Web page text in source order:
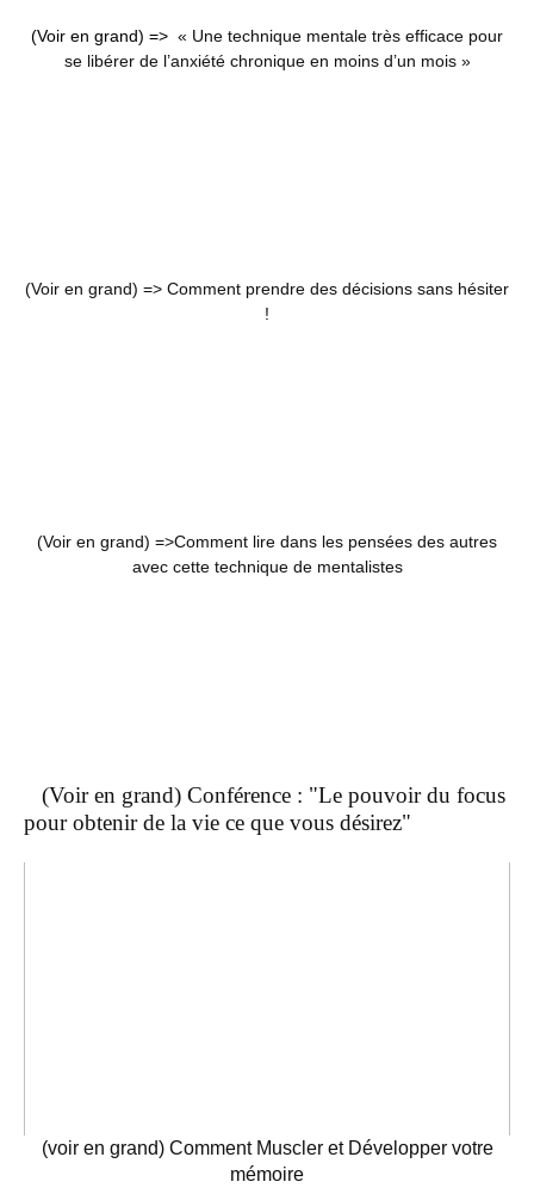
(Voir en grand) => « Une technique mentale très efficace pour
se libérer de l’anxiété chronique en moins d’un mois »
(Voir en grand) => Comment prendre des décisions sans hésiter
!
(Voir en grand) =>Comment lire dans les pensées des autres
avec cette technique de mentalistes
(Voir en grand) Conférence : "Le pouvoir du focus
pour obtenir de la vie ce que vous désirez"
(voir en grand) Comment Muscler et Développer votre
mémoire